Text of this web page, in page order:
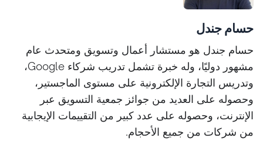
حسام جندل
حسام جندل هو مستشار أعمال وتسويق ومتحدث عام
مشهور دوليًا، وله خبرة تشمل تدريب شركاء Google،
وتدريس التجارة الإلكترونية على مستوى الماجستير،
وحصوله على العديد من جوائز جمعية التسويق عبر
الإنترنت، وحصوله على عدد كبير من التقييمات الإيجابية
من شركات من جميع الأحجام.